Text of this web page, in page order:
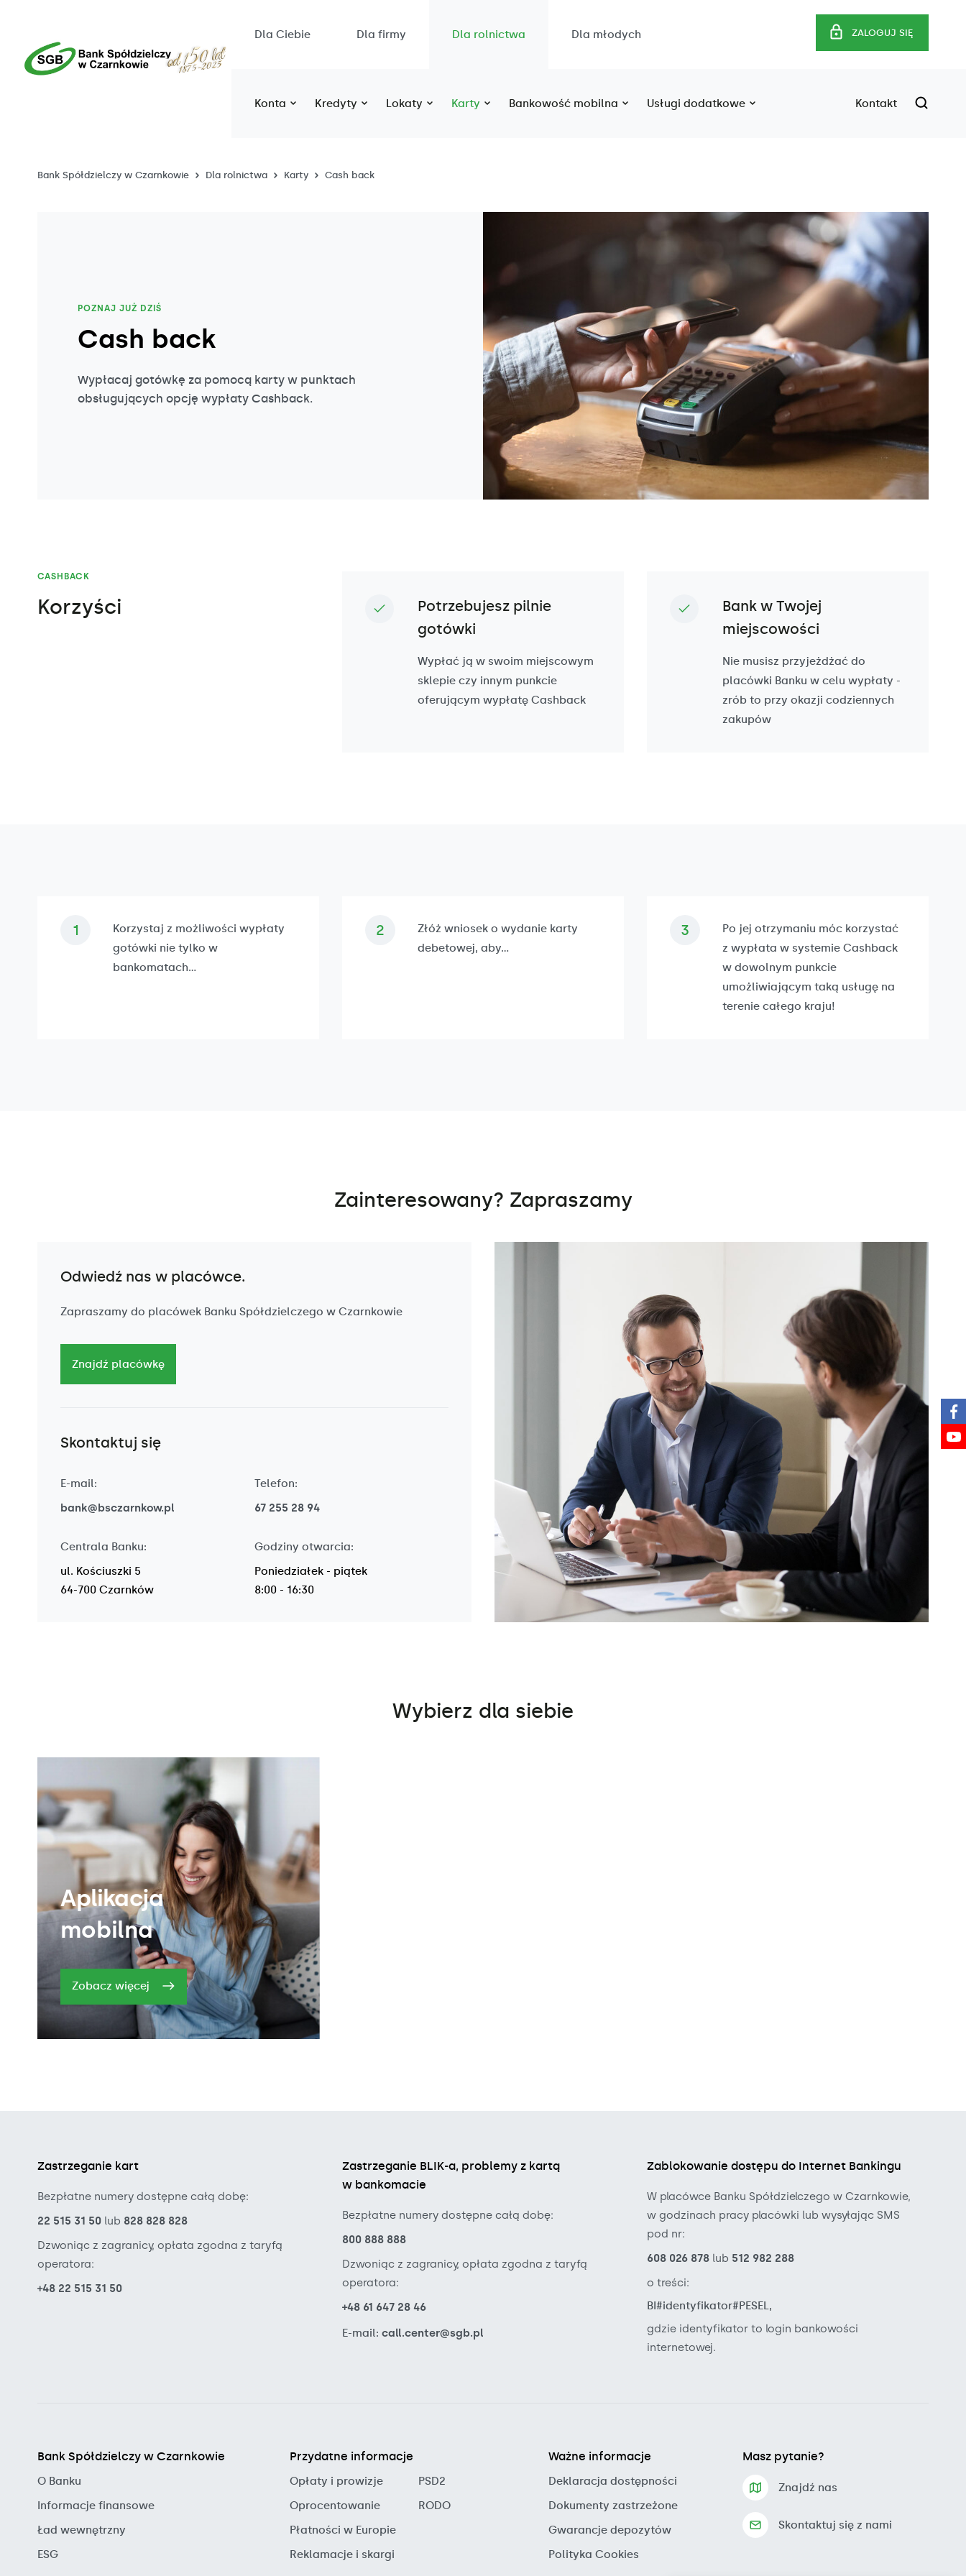
Dla Ciebie Dla firmy Dla rolnictwa
Konta Kredyty Lokaty Karty Bankowość mobilna Usługi dodatkowe
Dla młodych
Kontakt
ZALOGUJ SIĘ
Bank Spółdzielczy w Czarnkowie Dla rolnictwa Karty Cash back
POZNAJ JUŻ DZIŚ
Cash back
Wypłacaj gotówkę za pomocą karty w punktach
obsługujących opcję wypłaty Cashback.
CASHBACK
Korzyści
Potrzebujesz pilnie
gotówki
Wypłać ją w swoim miejscowym
sklepie czy innym punkcie
oferującym wypłatę Cashback
Bank w Twojej
miejscowości
Nie musisz przyjeżdżać do
placówki Banku w celu wypłaty -
zrób to przy okazji codziennych
zakupów
Korzystaj z możliwości wypłaty
gotówki nie tylko w
bankomatach...
Złóż wniosek o wydanie karty
debetowej, aby...
Po jej otrzymaniu móc korzystać
z wypłata w systemie Cashback
w dowolnym punkcie
umożliwiającym taką usługę na
terenie całego kraju!
Zainteresowany? Zapraszamy
Odwiedź nas w placówce.
Zapraszamy do placówek Banku Spółdzielczego w Czarnkowie
Znajdź placówkę
Skontaktuj się
E-mail:
bank@bsczarnkow.pl
Telefon:
67 255 28 94
Centrala Banku:
ul. Kościuszki 5
64-700 Czarnków
Godziny otwarcia:
Poniedziałek - piątek
8:00 - 16:30
Wybierz dla siebie
Aplikacja
mobilna
Zobacz więcej
Zastrzeganie kart
Bezpłatne numery dostępne całą dobę:
22 515 31 50 lub 828 828 828
Dzwoniąc z zagranicy, opłata zgodna z taryfą
operatora:
+48 22 515 31 50
Zastrzeganie BLIK-a, problemy z kartą
w bankomacie
Bezpłatne numery dostępne całą dobę:
800 888 888
Dzwoniąc z zagranicy, opłata zgodna z taryfą
operatora:
+48 61 647 28 46
E-mail: call.center@sgb.pl
Zablokowanie dostępu do Internet Bankingu
W placówce Banku Spółdzielczego w Czarnkowie,
w godzinach pracy placówki lub wysyłając SMS
pod nr:
608 026 878 lub 512 982 288
o treści:
BI#identyfikator#PESEL,
gdzie identyfikator to login bankowości
internetowej.
Bank Spółdzielczy w Czarnkowie
O Banku
Informacje finansowe
Ład wewnętrzny
ESG
Przydatne informacje
Opłaty i prowizje
PSD2
Oprocentowanie
RODO
Płatności w Europie
Reklamacje i skargi
Ważne informacje
Deklaracja dostępności
Dokumenty zastrzeżone
Gwarancje depozytów
Polityka Cookies
Masz pytanie?
Znajdź nas
Skontaktuj się z nami